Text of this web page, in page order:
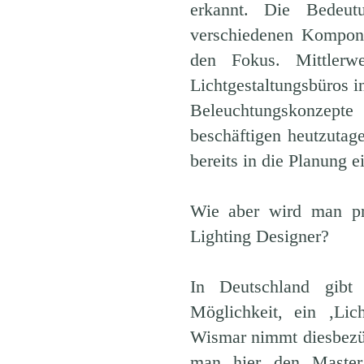
erkannt. Die
verschiedenen
den Fokus.
Lichtgestaltungsbüros
beschäftigen
bereits in die Planung
Wie aber wird man
Lighting Designer?
In Deutschland
Möglichkeit, ein
Wismar nimmt